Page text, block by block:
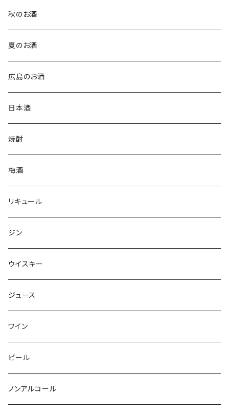
秋のお酒
夏のお酒
広島のお酒
日本酒
焼酎
梅酒
リキュール
ジン
ウイスキー
ジュース
ワイン
ビール
ノンアルコール